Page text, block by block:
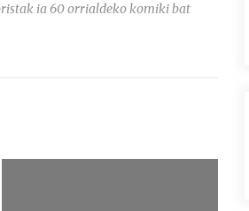
ia 60 orrialdeko komiki bat